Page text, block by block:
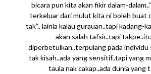
bicara pun kita akan fikir dalam-
terkeluar dari mulut kita ni boleh buat
tak”.. lainla kalau gurauan..tapi kadang-
akan salah tafsir..tapi
diperbetulkan..terpulang pada individu
tak kisah..ada yang sensitif..tapi yang
taula nak cakap..ada dunia yang